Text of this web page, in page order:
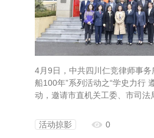
4月9日，中共四川仁竞律师事务
船100年”系列活动之“学史力行
动，邀请市直机关工委、市司法
卫健委、市文联、市律师行业党
场指导。
活动掠影 0